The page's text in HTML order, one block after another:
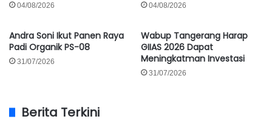
04/08/2026 04/08/2026
Andra Soni Ikut Panen Raya
Padi Organik PS-08
31/07/2026
Wabup Tangerang Harap
GIIAS 2026 Dapat
Meningkatman Investasi
31/07/2026
Berita Terkini